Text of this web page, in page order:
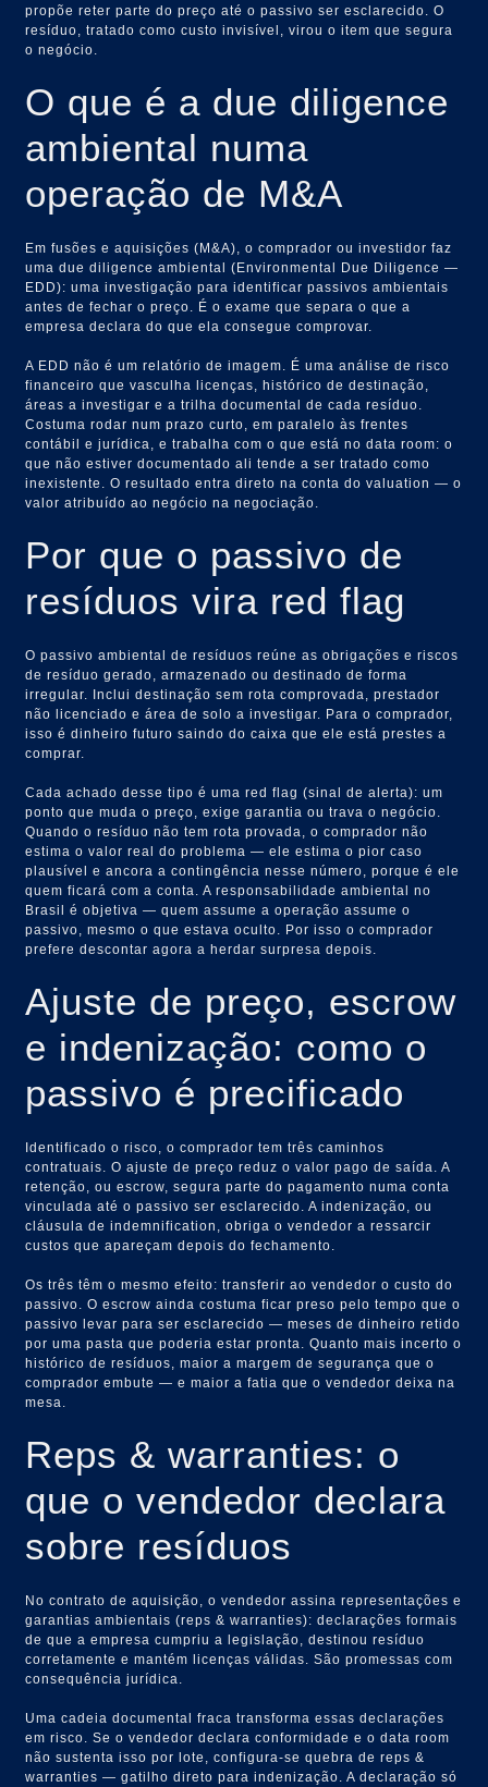
propõe reter parte do preço até o passivo ser esclarecido. O
resíduo, tratado como custo invisível, virou o item que segura
o negócio.
O que é a due diligence
ambiental numa
operação de M&A
Em fusões e aquisições (M&A), o comprador ou investidor faz
uma due diligence ambiental (Environmental Due Diligence —
EDD): uma investigação para identificar passivos ambientais
antes de fechar o preço. É o exame que separa o que a
empresa declara do que ela consegue comprovar.
A EDD não é um relatório de imagem. É uma análise de risco
financeiro que vasculha licenças, histórico de destinação,
áreas a investigar e a trilha documental de cada resíduo.
Costuma rodar num prazo curto, em paralelo às frentes
contábil e jurídica, e trabalha com o que está no data room: o
que não estiver documentado ali tende a ser tratado como
inexistente. O resultado entra direto na conta do valuation — o
valor atribuído ao negócio na negociação.
Por que o passivo de
resíduos vira red flag
O passivo ambiental de resíduos reúne as obrigações e riscos
de resíduo gerado, armazenado ou destinado de forma
irregular. Inclui destinação sem rota comprovada, prestador
não licenciado e área de solo a investigar. Para o comprador,
isso é dinheiro futuro saindo do caixa que ele está prestes a
comprar.
Cada achado desse tipo é uma red flag (sinal de alerta): um
ponto que muda o preço, exige garantia ou trava o negócio.
Quando o resíduo não tem rota provada, o comprador não
estima o valor real do problema — ele estima o pior caso
plausível e ancora a contingência nesse número, porque é ele
quem ficará com a conta. A responsabilidade ambiental no
Brasil é objetiva — quem assume a operação assume o
passivo, mesmo o que estava oculto. Por isso o comprador
prefere descontar agora a herdar surpresa depois.
Ajuste de preço, escrow
e indenização: como o
passivo é precificado
Identificado o risco, o comprador tem três caminhos
contratuais. O ajuste de preço reduz o valor pago de saída. A
retenção, ou escrow, segura parte do pagamento numa conta
vinculada até o passivo ser esclarecido. A indenização, ou
cláusula de indemnification, obriga o vendedor a ressarcir
custos que apareçam depois do fechamento.
Os três têm o mesmo efeito: transferir ao vendedor o custo do
passivo. O escrow ainda costuma ficar preso pelo tempo que o
passivo levar para ser esclarecido — meses de dinheiro retido
por uma pasta que poderia estar pronta. Quanto mais incerto o
histórico de resíduos, maior a margem de segurança que o
comprador embute — e maior a fatia que o vendedor deixa na
mesa.
Reps & warranties: o
que o vendedor declara
sobre resíduos
No contrato de aquisição, o vendedor assina representações e
garantias ambientais (reps & warranties): declarações formais
de que a empresa cumpriu a legislação, destinou resíduo
corretamente e mantém licenças válidas. São promessas com
consequência jurídica.
Uma cadeia documental fraca transforma essas declarações
em risco. Se o vendedor declara conformidade e o data room
não sustenta isso por lote, configura-se quebra de reps &
warranties — gatilho direto para indenização. A declaração só